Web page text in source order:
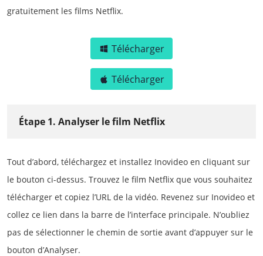
gratuitement les films Netflix.
Télécharger
Télécharger
Étape 1. Analyser le film Netflix
Tout d’abord, téléchargez et installez Inovideo en cliquant sur
le bouton ci-dessus. Trouvez le film Netflix que vous souhaitez
télécharger et copiez l’URL de la vidéo. Revenez sur Inovideo et
collez ce lien dans la barre de l’interface principale. N’oubliez
pas de sélectionner le chemin de sortie avant d’appuyer sur le
bouton d’Analyser.